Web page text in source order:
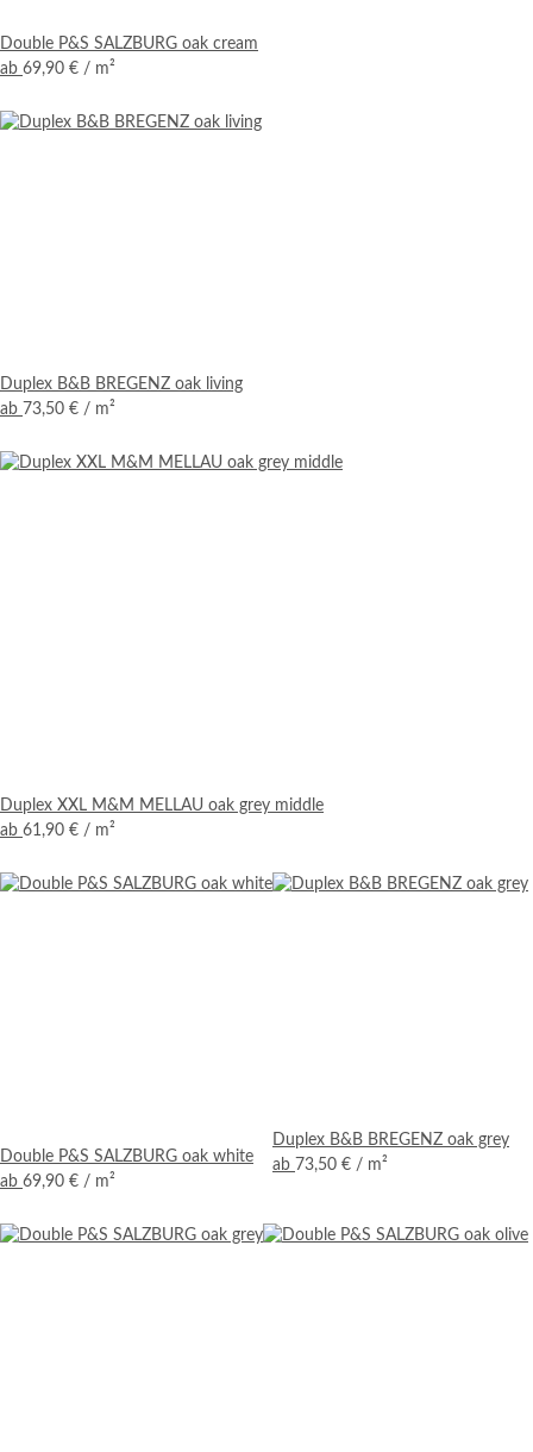
Double P&S SALZBURG oak cream
ab 69,90 € / m²
Duplex B&B BREGENZ oak living
ab 73,50 € / m²
Duplex XXL M&M MELLAU oak grey middle
ab 61,90 € / m²
Double P&S SALZBURG oak white
ab 69,90 € / m²
Duplex B&B BREGENZ oak grey
ab 73,50 € / m²